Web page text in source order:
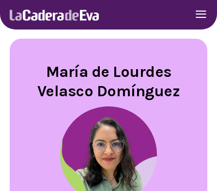
María de Lourdes
Velasco Domínguez